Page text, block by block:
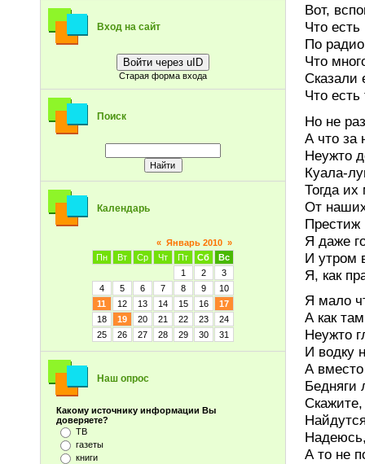
Вход на сайт
Войти через uID
Старая форма входа
Поиск
Календарь
« Январь 2010 »
Пн
Вт Ср Чт Пт Сб
Вс
1
2
3
4
5 6 7 8 9
10
11
12 13 14 15 16
17
18
19 20 21 22 23
24
25
26 27 28 29 30 31
Наш опрос
Какому источнику информации Вы
доверяете?
ТВ
газеты
книги
Вот,
Что есть
По
Что
Сказали
Что
Но не
А что за
Неужто
Куала-
Тогда
От
Престиж
Я даже
И утром
Я, как
Я мало
А как
Неужто
И водку
А вместо
Бедняги
А то не